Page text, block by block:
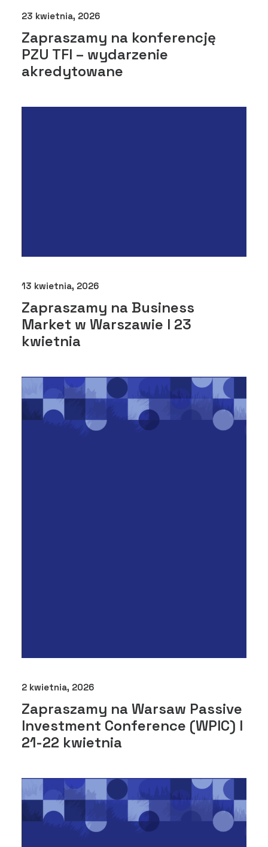
23 kwietnia, 2026
Zapraszamy na konferencję
PZU TFI – wydarzenie
akredytowane
13 kwietnia, 2026
Zapraszamy na Business
Market w Warszawie I 23
kwietnia
2 kwietnia, 2026
Zapraszamy na Warsaw Passive
Investment Conference (WPIC) I
21-22 kwietnia